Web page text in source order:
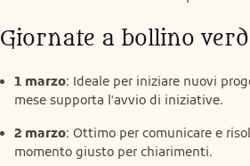
Giornate a bollino
1 marzo: Ideale per iniziare nuovi
mese supporta l'avvio di iniziative.
2 marzo: Ottimo per comunicare e
momento giusto per chiarimenti.